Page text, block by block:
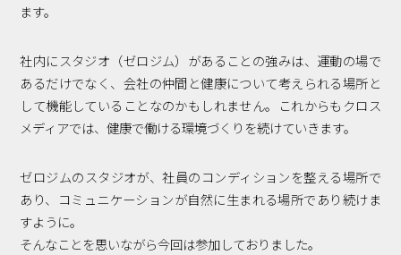
ます。
社内にスタジオ（ゼロジム）があることの強みは、運動の場で
あるだけでなく、会社の仲間と健康について考えられる場所と
して機能していることなのかもしれません。これからもクロス
メディアでは、健康で働ける環境づくりを続けていきます。
ゼロジムのスタジオが、社員のコンディションを整える場所で
あり、コミュニケーションが自然に生まれる場所であり続けま
すように。
そんなことを思いながら今回は参加しておりました。